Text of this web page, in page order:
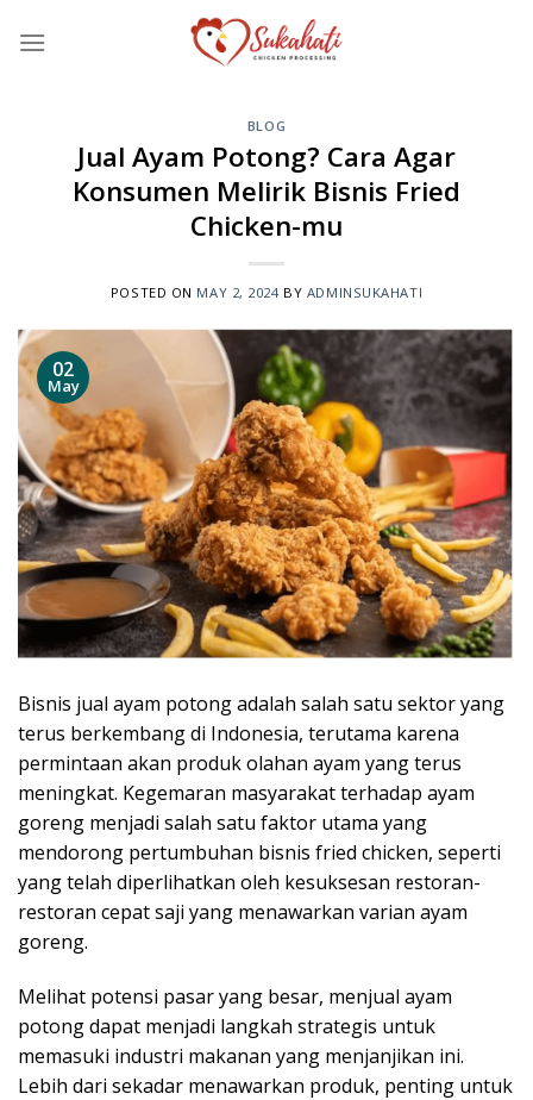
BLOG
Jual Ayam Potong? Cara Agar
Konsumen Melirik Bisnis Fried
Chicken-mu
POSTED ON MAY 2, 2024 BY ADMINSUKAHATI
02
May
Bisnis jual ayam potong adalah salah satu sektor yang
terus berkembang di Indonesia, terutama karena
permintaan akan produk olahan ayam yang terus
meningkat. Kegemaran masyarakat terhadap ayam
goreng menjadi salah satu faktor utama yang
mendorong pertumbuhan bisnis fried chicken, seperti
yang telah diperlihatkan oleh kesuksesan restoran-
restoran cepat saji yang menawarkan varian ayam
goreng.
Melihat potensi pasar yang besar, menjual ayam
potong dapat menjadi langkah strategis untuk
memasuki industri makanan yang menjanjikan ini.
Lebih dari sekadar menawarkan produk, penting untuk